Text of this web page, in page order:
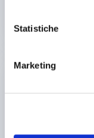
Statistiche
Marketing